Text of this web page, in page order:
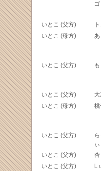
ゴ
いとこ (父方)
いとこ (母方) あ
いとこ (父方)
いとこ (父方)
いとこ (母方) 桃
いとこ (父方)
ぃ
いとこ (父方) 杏
いとこ (父方)
L